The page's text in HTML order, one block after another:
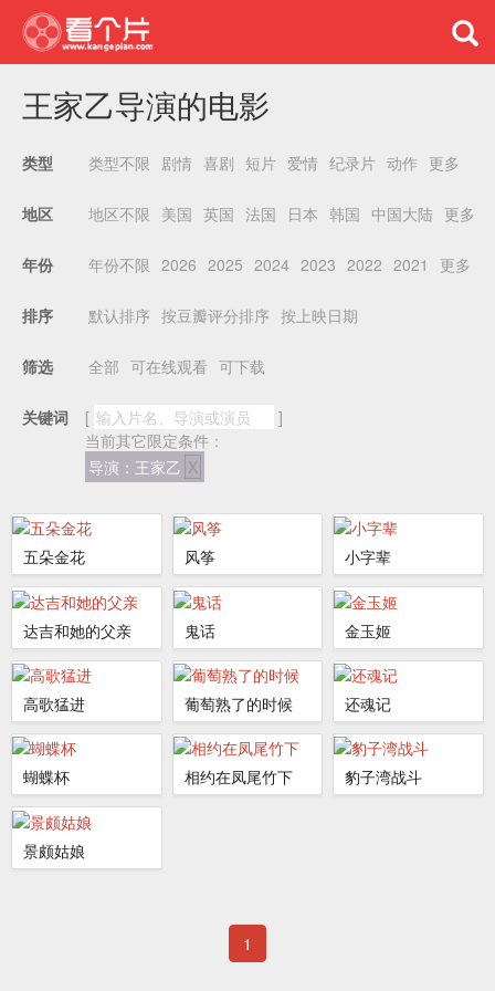
王家乙导演的电影
类型 类型不限 剧情 喜剧 短片 爱情 纪录片 动作 更多
地区 地区不限 美国 英国 法国 日本 韩国 中国大陆 更多
年份 年份不限 2026 2025 2024 2023 2022 2021 更多
排序 默认排序 按豆瓣评分排序 按上映日期
筛选 全部 可在线观看 可下载
关键词 [
]
当前其它限定条件：
导演：王家乙 X
五朵金花 风筝 小字辈
达吉和她的父亲 鬼话 金玉姬
高歌猛进 葡萄熟了的时候 还魂记
蝴蝶杯 相约在凤尾竹下 豹子湾战斗
景颇姑娘
1